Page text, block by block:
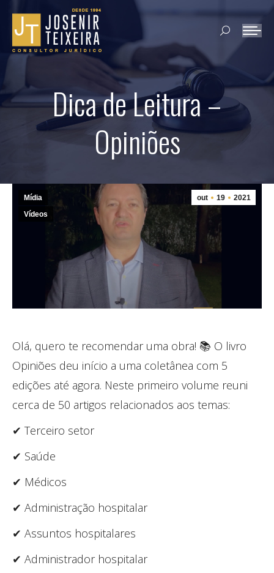
Search:
Dica de Leitura –
Opiniões
out 19 2021
Mídia
Vídeos
Olá, quero te recomendar uma obra! 📚 O livro
Opiniões deu início a uma coletânea com 5
edições até agora. Neste primeiro volume reuni
cerca de 50 artigos relacionados aos temas:
✔ Terceiro setor
✔ Saúde
✔ Médicos
✔ Administração hospitalar
✔ Assuntos hospitalares
✔ Administrador hospitalar